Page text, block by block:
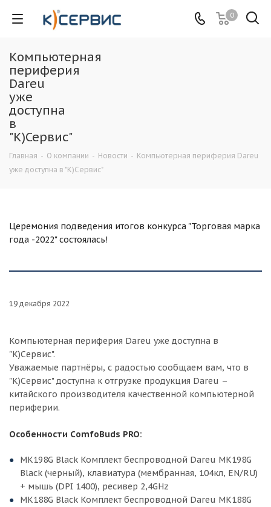
0
Компьютерная
периферия
Dareu
уже
доступна
в
"К)Сервис"
Главная - О компании - Новости - Компьютерная периферия Dareu
уже доступна в "К)Сервис"
Церемония подведения итогов конкурса "Торговая марка
года -2022" состоялась!
19 декабря 2022
Компьютерная периферия Dareu уже доступна в
"К)Сервис".
Уважаемые партнёры, с радостью сообщаем вам, что в
"К)Сервис" доступна к отгрузке продукция Dareu –
китайского производителя качественной компьютерной
периферии.
Особенности СomfoBuds PRO:
MK198G Black Комплект беспроводной Dareu MK198G
Black (черный), клавиатура (мембранная, 104кл, EN/RU)
+ мышь (DPI 1400), ресивер 2,4GHz
MK188G Black Комплект беспроводной Dareu MK188G